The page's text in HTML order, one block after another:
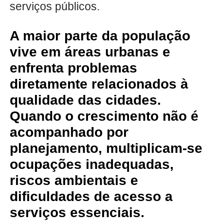
serviços públicos.
A maior parte da população
vive em áreas urbanas e
enfrenta problemas
diretamente relacionados à
qualidade das cidades.
Quando o crescimento não é
acompanhado por
planejamento, multiplicam-se
ocupações inadequadas,
riscos ambientais e
dificuldades de acesso a
serviços essenciais.